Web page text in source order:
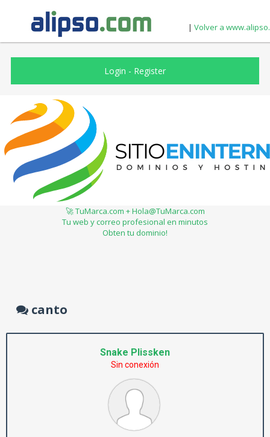
| Volver a
Login - Register
🚀 TuMarca.com + Hola@TuMarca.com
Tu web y correo profesional en minutos
Obten tu dominio!
canto
Snake Plissken
Sin conexión